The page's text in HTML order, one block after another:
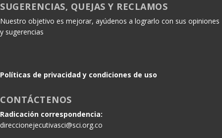
SUGERENCIAS, QUEJAS Y RECLAMOS
Nuestro objetivo es mejorar, ayúdenos a lograrlo con sus opiniones
y sugerencias
Políticas de privacidad y condiciones de uso
CONTÁCTENOS
Radicación correspondencia:
direccionejecutivasci@sci.org.co